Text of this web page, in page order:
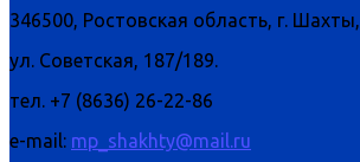
346500, Ростовская область, г. Шахты,
ул. Советская, 187/189.
тел. +7 (8636) 26-22-86
e-mail: mp_shakhty@mail.ru